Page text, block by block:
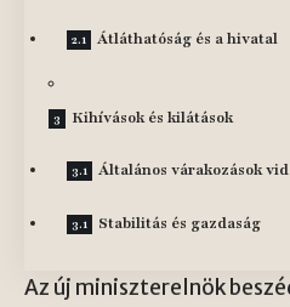
Átláthatóság és a hivatal
Kihívások és kilátások
Általános várakozások
Stabilitás és gazdaság
Az új miniszterelnök